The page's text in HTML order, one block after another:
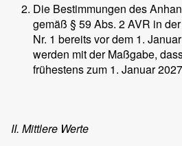
Die Bestimmungen des
gemäß § 59 Abs. 2 AVR in
Nr. 1 bereits vor dem 1.
werden mit der Maßgabe,
frühestens zum 1. Januar
II. Mittlere Werte